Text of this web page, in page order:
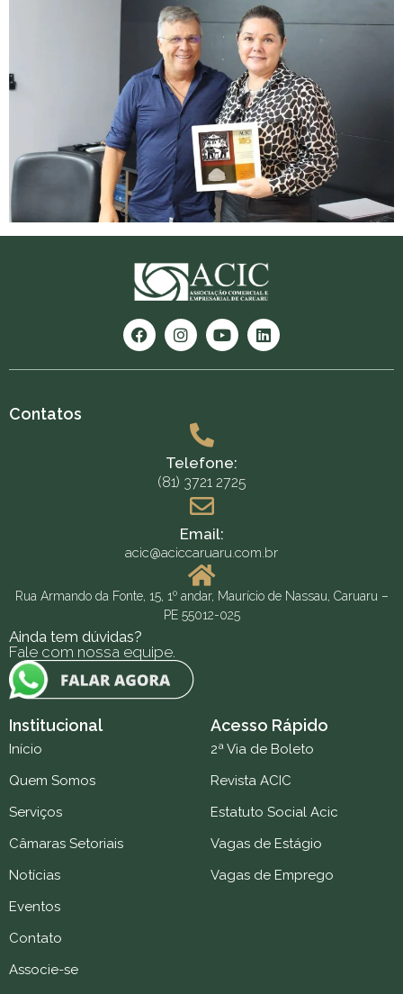
Contatos
Telefone:
(81) 3721 2725
Email:
acic@aciccaruaru.com.br
Rua Armando da Fonte, 15, 1º andar, Maurício de Nassau, Caruaru –
PE 55012-025
Ainda tem dúvidas?
Fale com nossa equipe.
Institucional
Início
Quem Somos
Serviços
Câmaras Setoriais
Notícias
Eventos
Contato
Associe-se
Acesso Rápido
2ª Via de Boleto
Revista ACIC
Estatuto Social Acic
Vagas de Estágio
Vagas de Emprego